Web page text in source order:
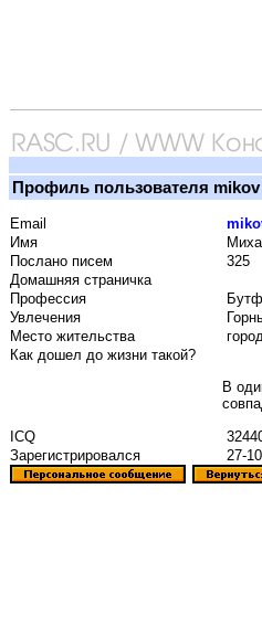
Профиль пользователя mikov
Email
Имя
Послано писем
325
Домашняя страничка
Профессия
Увлечения
Место жительства
Как дошел до жизни такой?
В
ICQ
Зарегистрировался
27-